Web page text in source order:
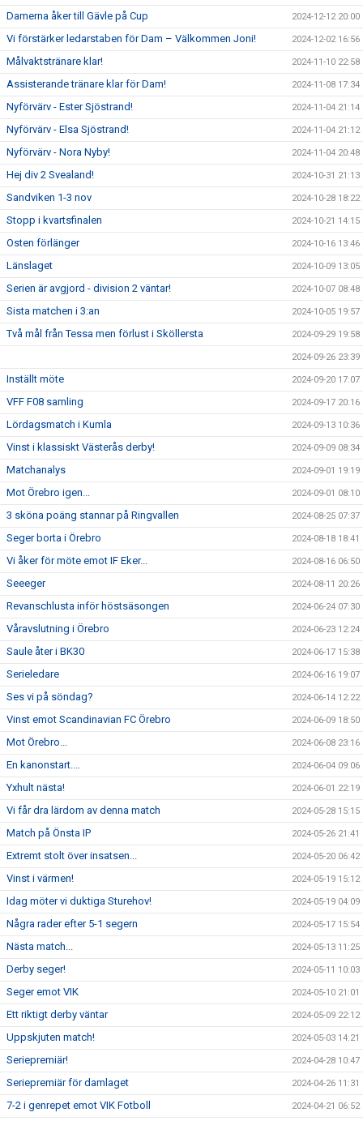
Damerna åker till Gävle på Cup 2024-12-12 20:00
Vi förstärker ledarstaben för Dam – Välkommen Joni! 2024-12-02 16:56
Målvaktstränare klar! 2024-11-10 22:58
Assisterande tränare klar för Dam! 2024-11-08 17:34
Nyförvärv - Ester Sjöstrand! 2024-11-04 21:14
Nyförvärv - Elsa Sjöstrand! 2024-11-04 21:12
Nyförvärv - Nora Nyby! 2024-11-04 20:48
Hej div 2 Svealand! 2024-10-31 21:13
Sandviken 1-3 nov 2024-10-28 18:22
Stopp i kvartsfinalen 2024-10-21 14:15
Osten förlänger 2024-10-16 13:46
Länslaget 2024-10-09 13:05
Serien är avgjord - division 2 väntar! 2024-10-07 08:48
Sista matchen i 3:an 2024-10-05 19:57
Två mål från Tessa men förlust i Sköllersta 2024-09-29 19:58
2024-09-26 23:39
Inställt möte 2024-09-20 17:07
VFF F08 samling 2024-09-17 20:16
Lördagsmatch i Kumla 2024-09-13 10:36
Vinst i klassiskt Västerås derby! 2024-09-09 08:34
Matchanalys 2024-09-01 19:19
Mot Örebro igen... 2024-09-01 08:10
3 sköna poäng stannar på Ringvallen 2024-08-25 07:37
Seger borta i Örebro 2024-08-18 18:41
Vi åker för möte emot IF Eker... 2024-08-16 06:50
Seeeger 2024-08-11 20:26
Revanschlusta inför höstsäsongen 2024-06-24 07:30
Våravslutning i Örebro 2024-06-23 12:24
Saule åter i BK30 2024-06-17 15:38
Serieledare 2024-06-16 19:07
Ses vi på söndag? 2024-06-14 12:22
Vinst emot Scandinavian FC Örebro 2024-06-09 18:50
Mot Örebro... 2024-06-08 23:16
En kanonstart.... 2024-06-04 09:06
Yxhult nästa! 2024-06-01 22:19
Vi får dra lärdom av denna match 2024-05-28 15:15
Match på Önsta IP 2024-05-26 21:41
Extremt stolt över insatsen... 2024-05-20 06:42
Vinst i värmen! 2024-05-19 15:12
Idag möter vi duktiga Sturehov! 2024-05-19 04:09
Några rader efter 5-1 segern 2024-05-17 15:54
Nästa match... 2024-05-13 11:25
Derby seger! 2024-05-11 10:03
Seger emot VIK 2024-05-10 21:01
Ett riktigt derby väntar 2024-05-09 22:12
Uppskjuten match! 2024-05-03 14:21
Seriepremiär! 2024-04-28 10:47
Seriepremiär för damlaget 2024-04-26 11:31
7-2 i genrepet emot VIK Fotboll 2024-04-21 06:52